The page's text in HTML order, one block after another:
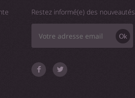
Restez informé(e) des nouveautés
Ok